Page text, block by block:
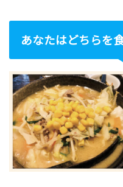
あなたはどちらを